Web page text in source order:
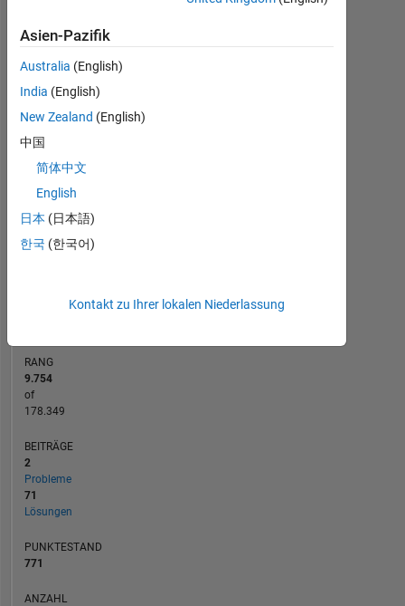
state-
of-
the-
art
Statistik
All Cody MATLAB Answers
BEITRÄGE
5
10
25
35
ZEITACHSE
RANG
9.754
of
178.349
BEITRÄGE
2
Probleme
71
Lösungen
PUNKTESTAND
771
ANZAHL
Asien-Pazifik
Australia (English)
India (English)
New Zealand (English)
中国
简体中文
English
日本 (日本語)
한국 (한국어)
Kontakt zu Ihrer lokalen Niederlassung